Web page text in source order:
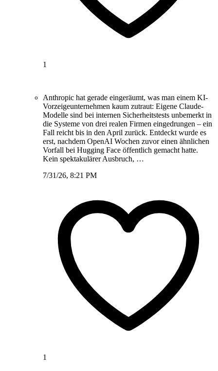
1
Anthropic hat gerade eingeräumt, was man einem KI-
Vorzeigeunternehmen kaum zutraut: Eigene Claude-
Modelle sind bei internen Sicherheitstests unbemerkt in
die Systeme von drei realen Firmen eingedrungen – ein
Fall reicht bis in den April zurück. Entdeckt wurde es
erst, nachdem OpenAI Wochen zuvor einen ähnlichen
Vorfall bei Hugging Face öffentlich gemacht hatte.
Kein spektakulärer Ausbruch, …
7/31/26, 8:21 PM
1